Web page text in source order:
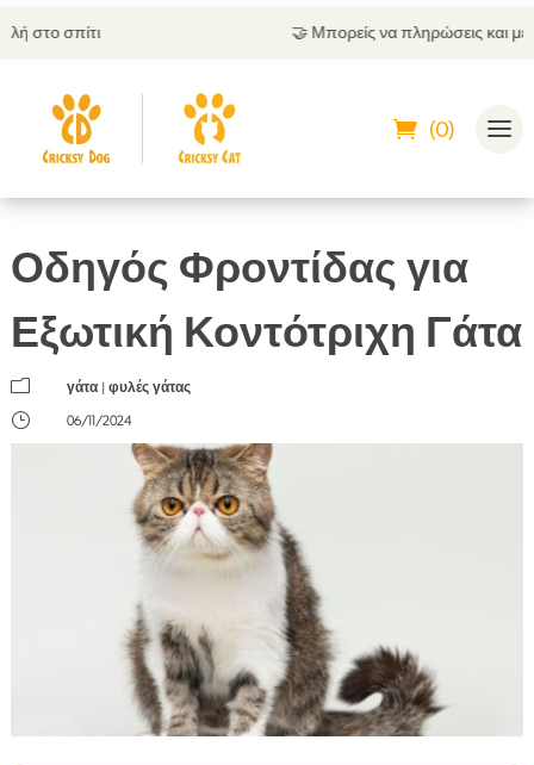
Μπορείς να πληρώσεις και με αντικαταβολή
(0)
Οδηγός Φροντίδας για
Εξωτική Κοντότριχη Γάτα
m γάτα |φυλές γάτας
}
06/11/2024